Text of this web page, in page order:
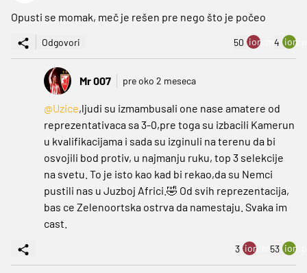
Opusti se momak, meč je rešen pre nego što je počeo
Odgovori 50 ion:minus
4
Mr 007 pre oko 2 meseca
@Uzice,ljudi su izmambusali one nase amatere od
reprezentativaca sa 3-0,pre toga su izbacili Kamerun
u kvalifikacijama i sada su izginuli na terenu da bi
osvojili bod protiv, u najmanju ruku, top 3 selekcije
na svetu. To je isto kao kad bi rekao,da su Nemci
pustili nas u Juzboj Africi.🤣 Od svih reprezentacija,
bas ce Zelenoortska ostrva da namestaju. Svaka im
cast.
3 ion:minus
53